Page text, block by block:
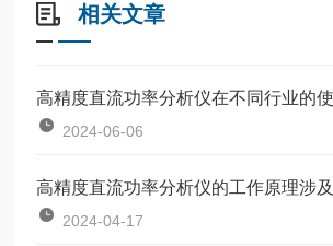
相关文章
高精度直流功率分析仪在不同行业的
2024-06-06
2024-04-17